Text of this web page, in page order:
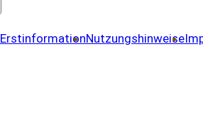
ErstinformationNutzungshinweise